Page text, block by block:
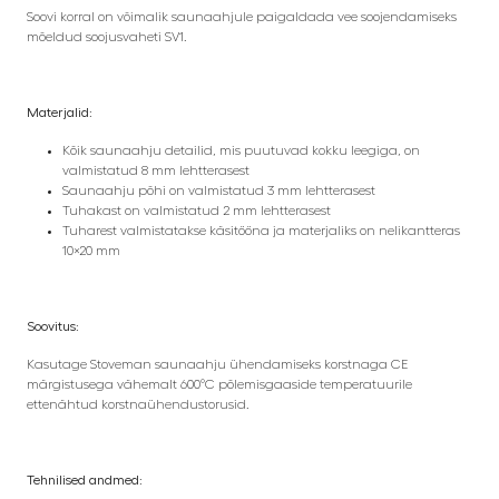
Soovi korral on võimalik saunaahjule paigaldada vee soojendamiseks
mõeldud soojusvaheti SV1.
Materjalid:
Kõik saunaahju detailid, mis puutuvad kokku leegiga, on
valmistatud 8 mm lehtterasest
Saunaahju põhi on valmistatud 3 mm lehtterasest
Tuhakast on valmistatud 2 mm lehtterasest
Tuharest valmistatakse käsitööna ja materjaliks on nelikantteras
10×20 mm
Soovitus:
Kasutage Stoveman saunaahju ühendamiseks korstnaga CE
märgistusega vähemalt 600°C põlemisgaaside temperatuurile
ettenähtud korstnaühendustorusid.
Tehnilised andmed: